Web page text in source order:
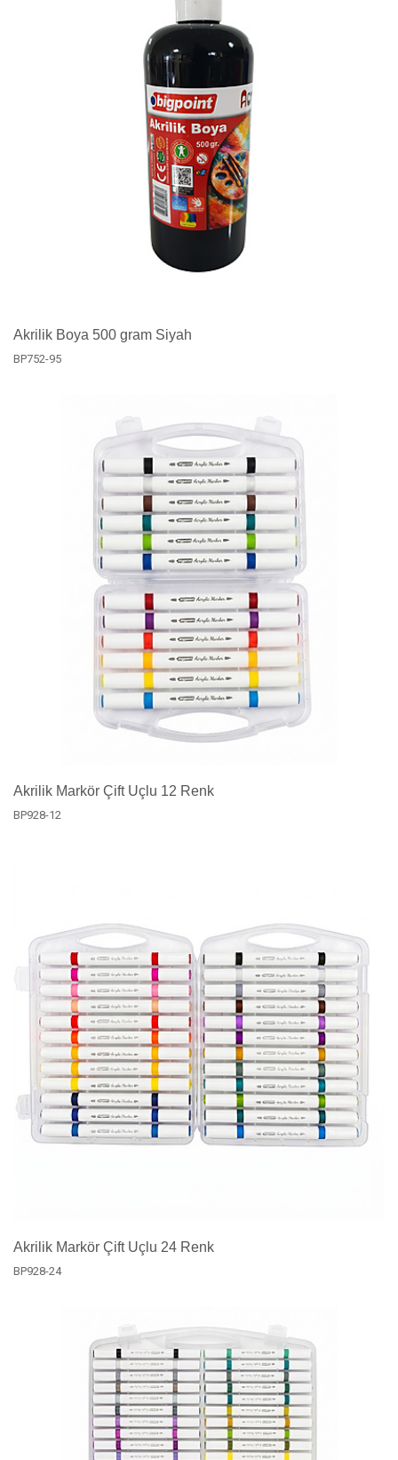
Akrilik Boya 500 gram Siyah
BP752-95
Akrilik Markör Çift Uçlu 12 Renk
BP928-12
Akrilik Markör Çift Uçlu 24 Renk
BP928-24